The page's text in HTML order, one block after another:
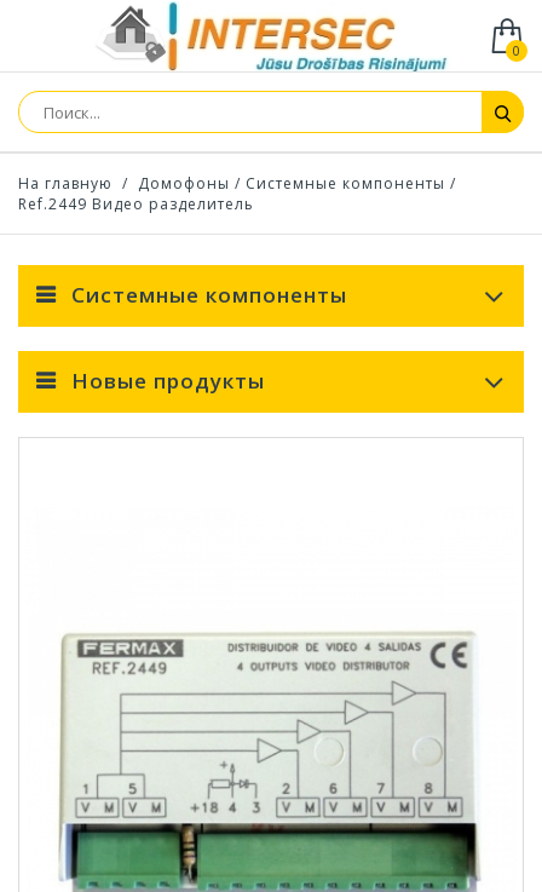
0
На главную / Домофоны / Системные компоненты /
Ref.2449 Видео разделитель
Системные компоненты
Новые продукты